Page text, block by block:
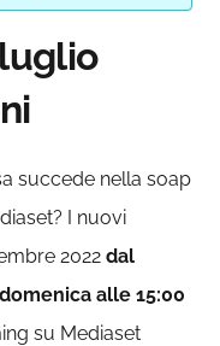
succede nella soap
I nuovi
2022dal
alle 15:00
su Mediaset